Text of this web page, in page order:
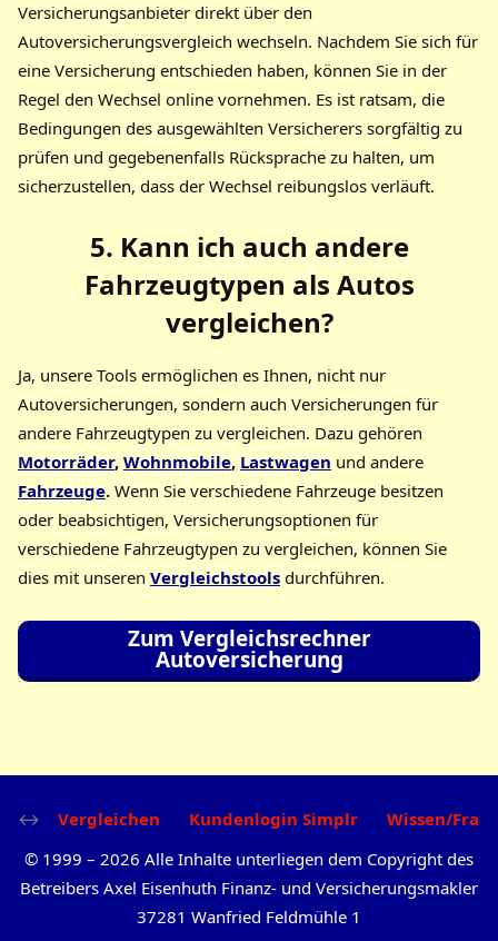
Versicherungsanbieter direkt über den
Autoversicherungsvergleich wechseln. Nachdem Sie sich für
eine Versicherung entschieden haben, können Sie in der
Regel den Wechsel online vornehmen. Es ist ratsam, die
Bedingungen des ausgewählten Versicherers sorgfältig zu
prüfen und gegebenenfalls Rücksprache zu halten, um
sicherzustellen, dass der Wechsel reibungslos verläuft.
5. Kann ich auch andere
Fahrzeugtypen als Autos
vergleichen?
Ja, unsere Tools ermöglichen es Ihnen, nicht nur
Autoversicherungen, sondern auch Versicherungen für
andere Fahrzeugtypen zu vergleichen. Dazu gehören
Motorräder, Wohnmobile, Lastwagen und andere
Fahrzeuge. Wenn Sie verschiedene Fahrzeuge besitzen
oder beabsichtigen, Versicherungsoptionen für
verschiedene Fahrzeugtypen zu vergleichen, können Sie
dies mit unseren Vergleichstools durchführen.
Zum Vergleichsrechner
Autoversicherung
Vergleichen Kundenlogin Simplr
Wissen/
© 1999 – 2026 Alle Inhalte unterliegen dem Copyright des
Betreibers Axel Eisenhuth Finanz- und Versicherungsmakler
37281 Wanfried Feldmühle 1